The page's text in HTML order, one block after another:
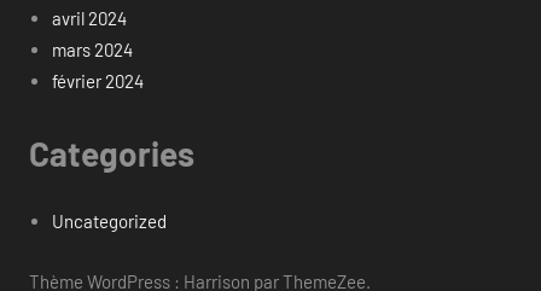
avril 2024
mars 2024
février 2024
Categories
Uncategorized
Thème WordPress : Harrison par ThemeZee.